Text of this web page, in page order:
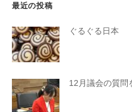
最近の投稿
ぐるぐる日本
12月議会の質問